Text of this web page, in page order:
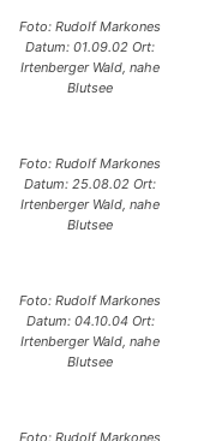
Foto: Rudolf Markones
Datum: 01.09.02 Ort:
Irtenberger Wald, nahe
Blutsee
Foto: Rudolf Markones
Datum: 25.08.02 Ort:
Irtenberger Wald, nahe
Blutsee
Foto: Rudolf Markones
Datum: 04.10.04 Ort:
Irtenberger Wald, nahe
Blutsee